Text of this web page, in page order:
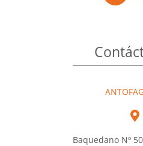
Baquedano Nº